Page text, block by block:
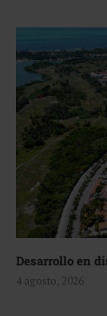
Desarrollo en
4 agosto, 2026